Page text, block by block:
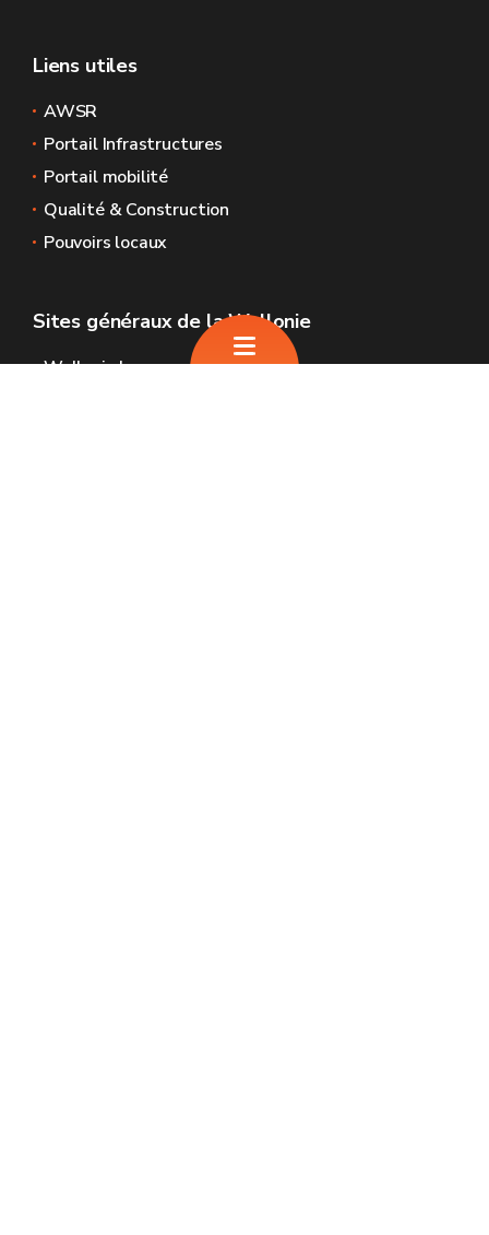
Liens utiles
AWSR
Portail Infrastructures
Portail mobilité
Qualité & Construction
Pouvoirs locaux
Sites généraux de la Wallonie
Wallonie.be